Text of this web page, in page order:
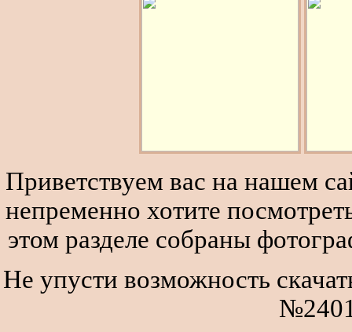
Приветствуем вас на нашем
непременно хотите
этом разделе собраны
Не упусти возможность